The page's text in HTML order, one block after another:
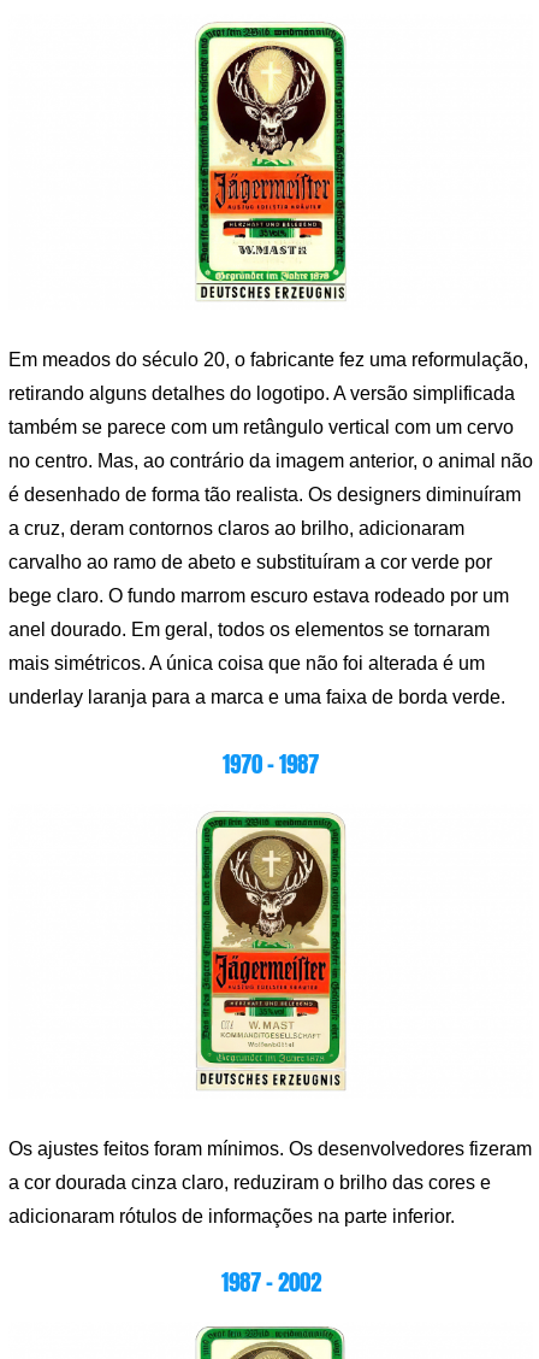
Em meados do século 20, o fabricante fez uma reformulação,
retirando alguns detalhes do logotipo. A versão simplificada
também se parece com um retângulo vertical com um cervo
no centro. Mas, ao contrário da imagem anterior, o animal não
é desenhado de forma tão realista. Os designers diminuíram
a cruz, deram contornos claros ao brilho, adicionaram
carvalho ao ramo de abeto e substituíram a cor verde por
bege claro. O fundo marrom escuro estava rodeado por um
anel dourado. Em geral, todos os elementos se tornaram
mais simétricos. A única coisa que não foi alterada é um
underlay laranja para a marca e uma faixa de borda verde.
1970 – 1987
Os ajustes feitos foram mínimos. Os desenvolvedores fizeram
a cor dourada cinza claro, reduziram o brilho das cores e
adicionaram rótulos de informações na parte inferior.
1987 – 2002